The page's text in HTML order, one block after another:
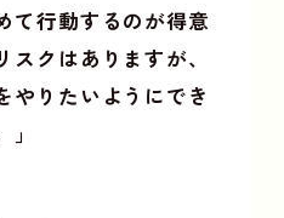
て行動するのが得意
クはありますが、
やりたいようにでき